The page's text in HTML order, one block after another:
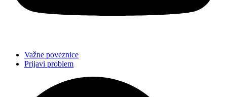
Važne poveznice
Prijavi problem